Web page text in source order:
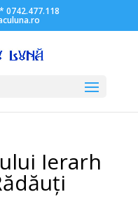
0742.477.118
Ierarh